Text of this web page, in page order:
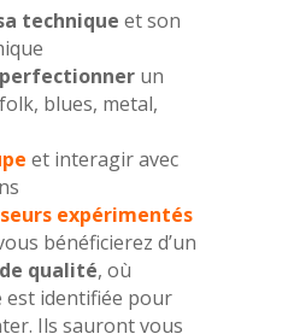
technique et son
un
blues, metal,
et interagir avec
expérimentés
bénéficierez d’un
qualité, où
est identifiée pour
Ils sauront vous